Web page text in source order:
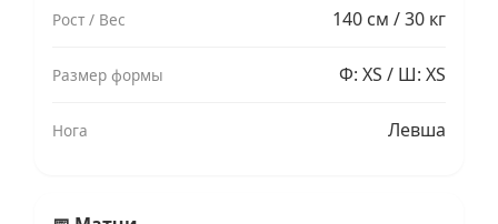
Рост / Вес 140 см / 30 кг
Размер формы Ф: XS / Ш: XS
Нога Левша